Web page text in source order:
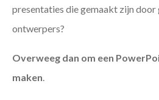
presentaties die gemaakt zijn
ontwerpers?
Overweeg dan om een
maken.